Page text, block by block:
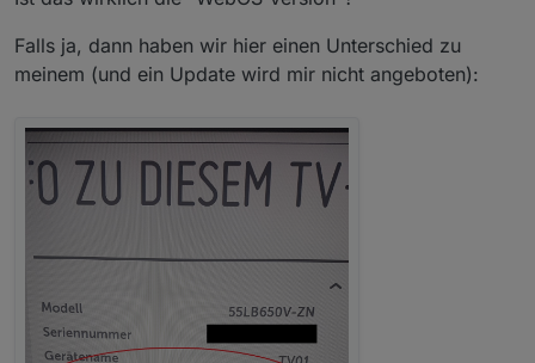
Falls ja, dann haben wir hier einen Unterschied zu
meinem (und ein Update wird mir nicht angeboten):